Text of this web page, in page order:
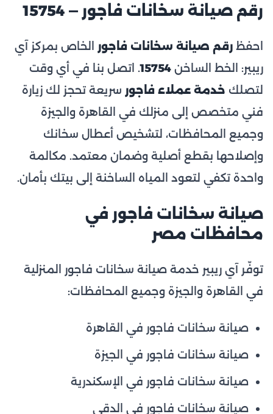
رقم صيانة سخانات فاجور — 15754
احفظ رقم صيانة سخانات فاجور الخاص بمركز آي
ريبير: الخط الساخن 15754. اتصل بنا في أي وقت
لتصلك خدمة عملاء فاجور سريعة تحجز لك زيارة
فني متخصص إلى منزلك في القاهرة والجيزة
وجميع المحافظات، لتشخيص أعطال سخانك
وإصلاحها بقطع أصلية وضمان معتمد. مكالمة
واحدة تكفي لتعود المياه الساخنة إلى بيتك بأمان.
صيانة سخانات فاجور في
محافظات مصر
توفّر آي ريبير خدمة صيانة سخانات فاجور المنزلية
في القاهرة والجيزة وجميع المحافظات:
صيانة سخانات فاجور في القاهرة
صيانة سخانات فاجور في الجيزة
صيانة سخانات فاجور في الإسكندرية
صيانة سخانات فاجور في الدقي